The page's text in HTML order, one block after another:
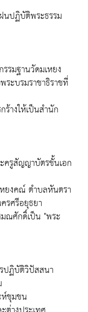
นปฏิบัติพระธรรม
รมฐานวัดมเหยง
ระบรมราชาธิราชที่
างให้เป็นสำนัก
ครูสัญญาบัตรชั้นเอก
ยงคณ์ ตำบลหันตรา
รศรีอยุธยา
ณศักดิ์เป็น "พระ
ปฏิบัติวิปัสสนา
ห์ชุมชน